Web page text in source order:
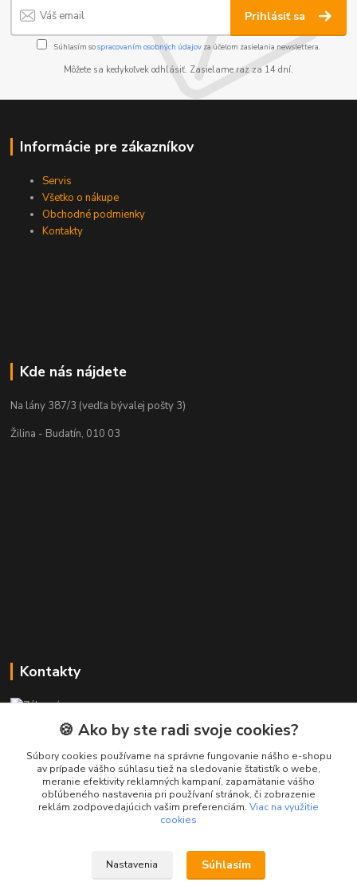
Prihlásiť sa
Súhlasím sospracovaním osobných údajov za účelom zasielania newslettera.
Môžete sa kedykoľvek odhlásiť. Zasielame raz za 14 dní.
Informácie pre zákazníkov
Servis
Všetko o nákupe
Obchodné podmienky
Kontakty
Kde nás nájdete
Na lány 387/3 (vedľa bývalej pošty 3)
Žilina - Budatín, 010 03
Kontakty
+421 911 010 560
Po-Pia, 13-17 hod.
info@presmartfon.sk
🍪 Ako by ste radi svoje cookies?
Súbory cookies používame na správne fungovanie nášho e-shopu
av prípade vášho súhlasu tiež na sledovanie štatistík o webe,
meranie efektivity reklamných kampaní, zapamätanie vášho
obľúbeného nastavenia pri používaní stránok, či zobrazenie
reklám zodpovedajúcich vašim preferenciám. Viac na využitie
cookies
Nastavenia Súhlasím